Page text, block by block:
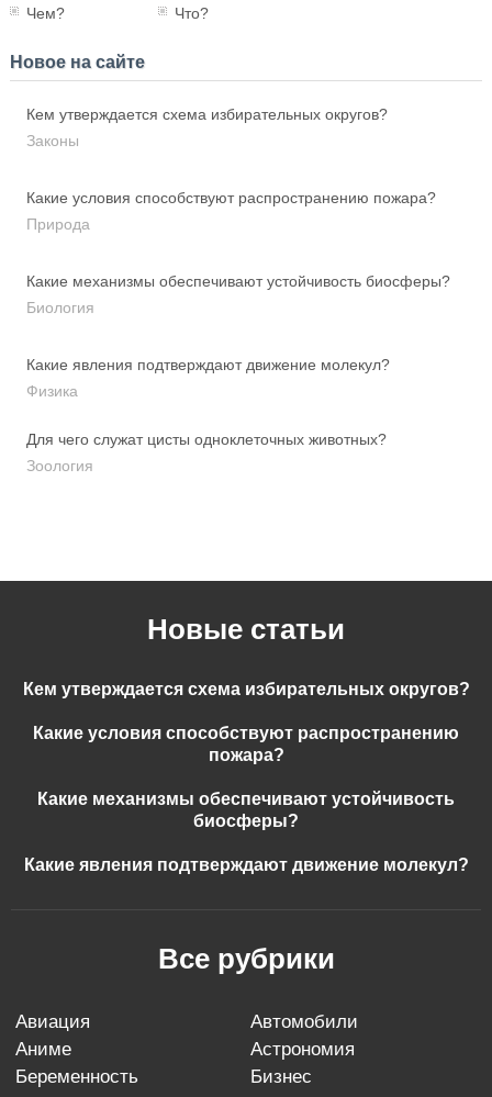
Чем?
Что?
Новое на сайте
Кем утверждается схема избирательных округов?
Законы
Какие условия способствуют распространению пожара?
Природа
Какие механизмы обеспечивают устойчивость биосферы?
Биология
Какие явления подтверждают движение молекул?
Физика
Для чего служат цисты одноклеточных животных?
Зоология
Новые статьи
Кем утверждается схема избирательных округов?
Какие условия способствуют распространению
пожара?
Какие механизмы обеспечивают устойчивость
биосферы?
Какие явления подтверждают движение молекул?
Все рубрики
авиация
автомобили
аниме
астрономия
беременность
бизнес